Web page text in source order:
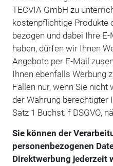
TECVIA GmbH zu
kostenpflichtige Produkte
bezogen und dabei Ihre
haben, dürfen wir Ihnen
Angebote per E-Mail
Ihnen ebenfalls Werbung
Fällen nur, wenn Sie
der Wahrung berechtigter
Satz 1 Buchst. f DSGVO,
Sie können der
personenbezogenen
Direktwerbung jederzeit